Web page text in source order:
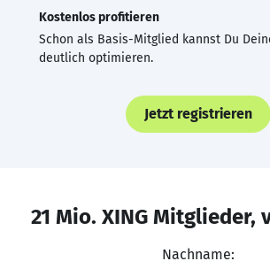
Kostenlos profitieren
Schon als Basis-Mitglied kannst Du
deutlich optimieren.
Jetzt registrieren
21 Mio. XING Mitglieder,
Nachname: